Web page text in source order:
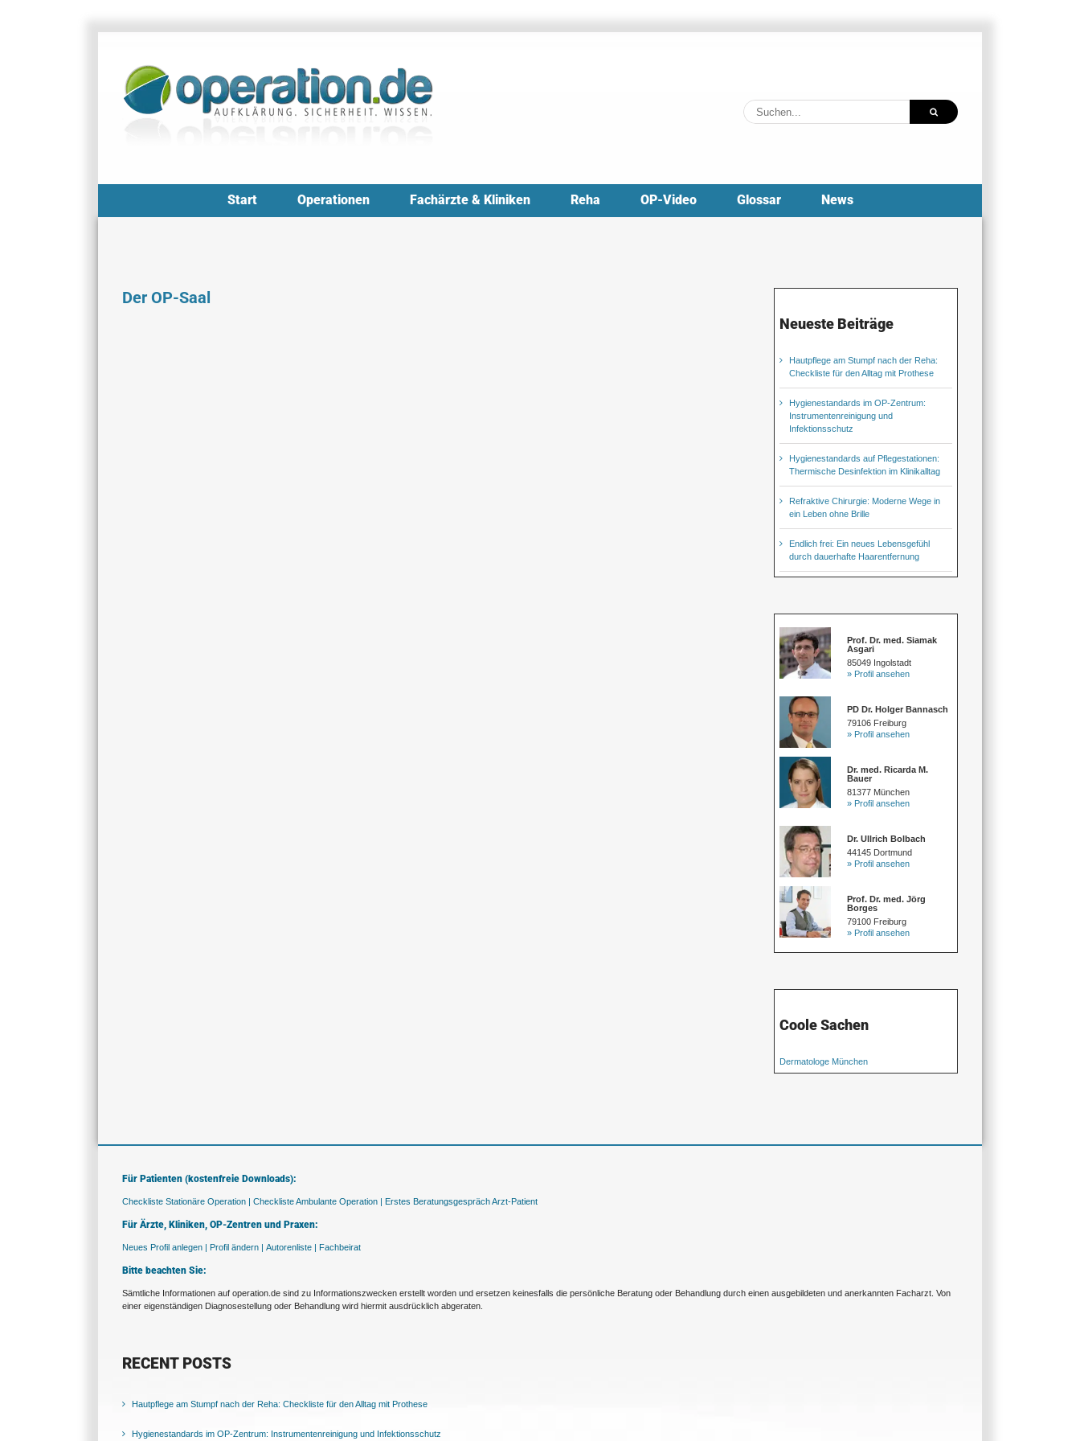
Suche
nach:
Start Operationen Fachärzte & Kliniken Reha OP-Video Glossar News
Der OP-Saal
Neueste Beiträge
Hautpflege am Stumpf nach der Reha:
Checkliste für den Alltag mit Prothese
Hygienestandards im OP-Zentrum:
Instrumentenreinigung und
Infektionsschutz
Hygienestandards auf Pflegestationen:
Thermische Desinfektion im Klinikalltag
Refraktive Chirurgie: Moderne Wege in
ein Leben ohne Brille
Endlich frei: Ein neues Lebensgefühl
durch dauerhafte Haarentfernung
Prof. Dr. med. Siamak
Asgari
85049 Ingolstadt
» Profil ansehen
PD Dr. Holger Bannasch
79106 Freiburg
» Profil ansehen
Dr. med. Ricarda M.
Bauer
81377 München
» Profil ansehen
Dr. Ullrich Bolbach
44145 Dortmund
» Profil ansehen
Prof. Dr. med. Jörg
Borges
79100 Freiburg
» Profil ansehen
Coole Sachen
Dermatologe München
Für Patienten (kostenfreie Downloads):
Checkliste Stationäre Operation | Checkliste Ambulante Operation | Erstes Beratungsgespräch Arzt-Patient
Für Ärzte, Kliniken, OP-Zentren und Praxen:
Neues Profil anlegen | Profil ändern | Autorenliste | Fachbeirat
Bitte beachten Sie:
Sämtliche Informationen auf operation.de sind zu Informationszwecken erstellt worden und ersetzen keinesfalls die persönliche Beratung oder Behandlung durch einen ausgebildeten und anerkannten Facharzt. Von
einer eigenständigen Diagnosestellung oder Behandlung wird hiermit ausdrücklich abgeraten.
RECENT POSTS
Hautpflege am Stumpf nach der Reha: Checkliste für den Alltag mit Prothese
Hygienestandards im OP-Zentrum: Instrumentenreinigung und Infektionsschutz